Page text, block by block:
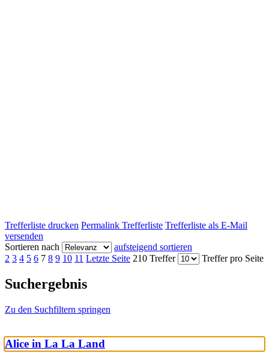
Trefferliste drucken Permalink Trefferliste Trefferliste als E-Mail
versenden
Sortieren nach
aufsteigend sortieren
2 3 4 5 6 7 8 9 10 11 Letzte Seite 210 Treffer Treffer pro Seite
Suchergebnis
Zu den Suchfiltern springen
Alice in La La Land